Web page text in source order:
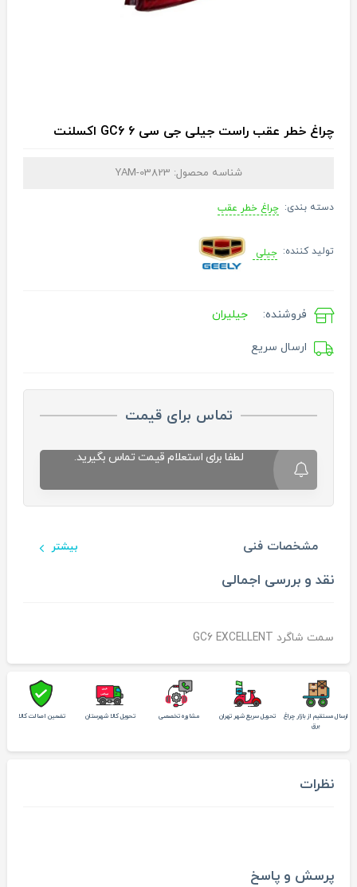
چراغ خطر عقب راست جیلی جی سی ۶ GC6 اکسلنت
شناسه محصول: YAM-03823
دسته بندی: چراغ خطر عقب
تولید کننده: جیلی
فروشنده: جیلیران
ارسال سریع
تماس برای قیمت
لطفا برای استعلام قیمت تماس بگیرید.
مشخصات فنی بیشتر
نقد و بررسی اجمالی
سمت شاگرد GC6 EXCELLENT
ارسال مستقیم از بازار چراغ
برق
تحویل سریع شهر تهران مشاوره تخصصی تحویل کالا شهرستان تضمین اصالت کالا
نظرات
پرسش و پاسخ